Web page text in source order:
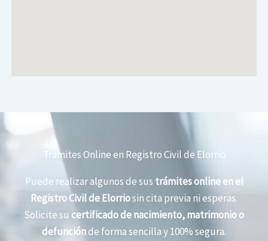
Trámites Online en Registro Civil de Elorrio
Puede realizar algunos de sus trámites online en el
Registro Civil de Elorriosin cita previa ni esperas.
Solicite su certificado de nacimiento, matrimonio o
defunciónde forma sencilla y 100% segura.